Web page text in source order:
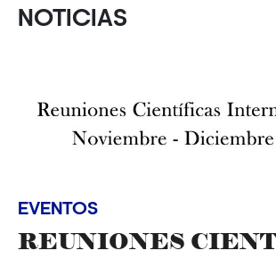
NOTICIAS
EVENTOS
REUNIONES